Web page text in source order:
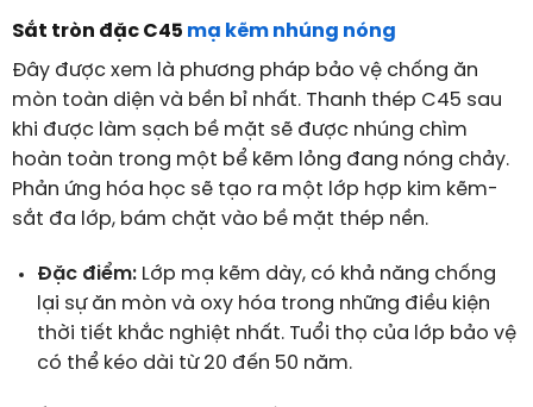
Sắt tròn đặc C45 mạ kẽm nhúng nóng
Đây được xem là phương pháp bảo vệ chống ăn
mòn toàn diện và bền bỉ nhất. Thanh thép C45 sau
khi được làm sạch bề mặt sẽ được nhúng chìm
hoàn toàn trong một bể kẽm lỏng đang nóng chảy.
Phản ứng hóa học sẽ tạo ra một lớp hợp kim kẽm-
sắt đa lớp, bám chặt vào bề mặt thép nền.
Đặc điểm:Lớp mạ kẽm dày, có khả năng chống
lại sự ăn mòn và oxy hóa trong những điều kiện
thời tiết khắc nghiệt nhất. Tuổi thọ của lớp bảo vệ
có thể kéo dài từ 20 đến 50 năm.